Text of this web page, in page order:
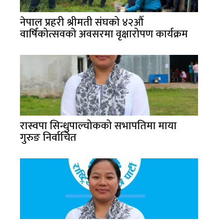
नेपाल प्रहरी श्रीमती संघको ४२औँ
वार्षिकोत्सवको अवसरमा वृक्षारोपण कार्यक्रम
रास्वपा सिन्धुपाल्चोकको सभापतिमा माया
गुरुङ निर्वाचित